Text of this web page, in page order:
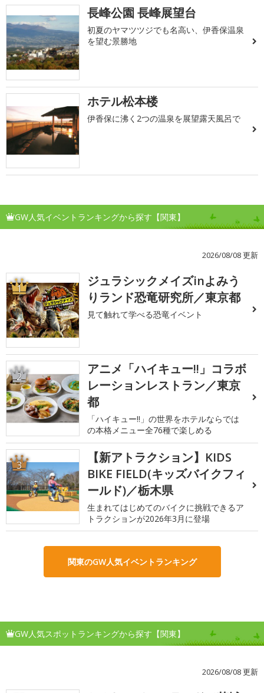
長峰公園 長峰展望台
初夏のヤマツツジでも名高い、伊香保温泉
を望む景勝地
ホテル松本楼
伊香保に沸く2つの温泉を展望露天風呂で
GW人気イベントランキングから探す【関東】
2026/08/08 更新
1
ジュラシックメイズinよみう
りランド恐竜研究所／東京都
見て触れて学べる恐竜イベント
2
アニメ「ハイキュー!!」コラボ
レーションレストラン／東京
都
「ハイキュー!!」の世界をホテルならでは
の本格メニュー全76種で楽しめる
3
【新アトラクション】KIDS
BIKE FIELD(キッズバイクフィ
ールド)／栃木県
生まれてはじめてのバイクに挑戦できるア
トラクションが2026年3月に登場
関東のGW人気イベントランキング
GW人気スポットランキングから探す【関東】
2026/08/08 更新